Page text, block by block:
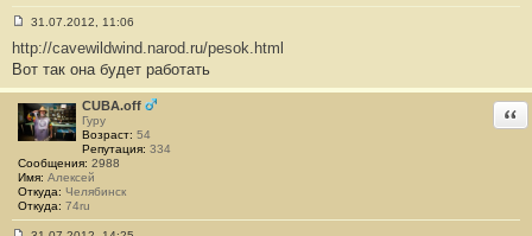
о
о
б
щ
е
н
и
#
1
0
31.07.2012, 11:06
http://cavewildwind.narod.ru/pesok.html
Вот так она будет работать
CUBA.off
Гуру
Возраст: 54
Репутация: 334
Сообщения: 2988
Имя: Алексей
Откуда: Челябинск
Откуда: 74ru